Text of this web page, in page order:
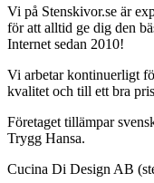
Vi på Stenskivor.se är
för att alltid ge dig den
Internet sedan 2010!
Vi arbetar kontinuerligt
kvalitet och till ett bra
Företaget tillämpar
Trygg Hansa.
Cucina Di Design AB